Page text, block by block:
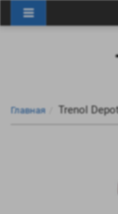
Главная Trenol